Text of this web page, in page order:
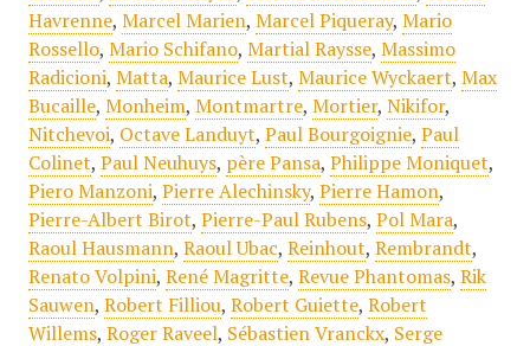
Havrenne, Marcel Marien, Marcel Piqueray, Mario
Rossello, Mario Schifano, Martial Raysse, Massimo
Radicioni, Matta, Maurice Lust, Maurice Wyckaert, Max
Bucaille, Monheim, Montmartre, Mortier, Nikifor,
Nitchevoi, Octave Landuyt, Paul Bourgoignie, Paul
Colinet, Paul Neuhuys, père Pansa, Philippe Moniquet,
Piero Manzoni, Pierre Alechinsky, Pierre Hamon,
Pierre-Albert Birot, Pierre-Paul Rubens, Pol Mara,
Raoul Hausmann, Raoul Ubac, Reinhout, Rembrandt,
Renato Volpini, René Magritte, Revue Phantomas, Rik
Sauwen, Robert Filliou, Robert Guiette, Robert
Willems, Roger Raveel, Sébastien Vranckx, Serge